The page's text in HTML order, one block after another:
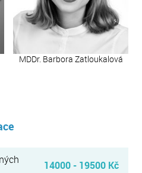
MDDr. Barbora Zatloukalová
14000 - 19500 Kč